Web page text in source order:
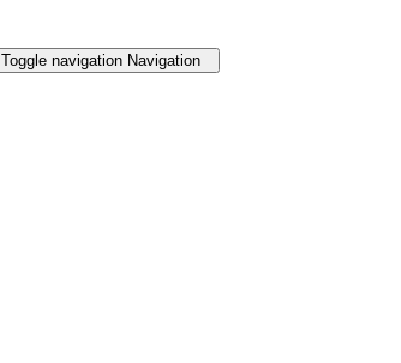
Toggle navigation Navigation